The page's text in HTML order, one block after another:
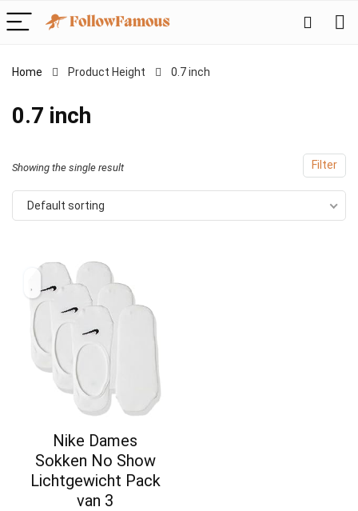
Home Product Height ‎0.7 inch
‎0.7 inch
Filter
Showing the single result
Default sorting
Nike Dames
Sokken No Show
Lichtgewicht Pack
van 3